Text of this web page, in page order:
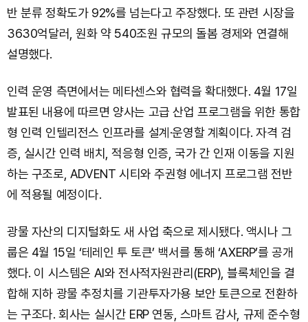
반 분류 정확도가 92%를 넘는다고 주장했다. 또 관련 시장을
3630억달러, 원화 약 540조원 규모의 돌봄 경제와 연결해
설명했다.
인력 운영 측면에서는 메타센스와 협력을 확대했다. 4월 17일
발표된 내용에 따르면 양사는 고급 산업 프로그램을 위한 통합
형 인력 인텔리전스 인프라를 설계·운영할 계획이다. 자격 검
증, 실시간 인력 배치, 적응형 인증, 국가 간 인재 이동을 지원
하는 구조로, ADVENT 시티와 주권형 에너지 프로그램 전반
에 적용될 예정이다.
광물 자산의 디지털화도 새 사업 축으로 제시됐다. 액시나 그
룹은 4월 15일 ‘테레인 투 토큰’ 백서를 통해 ‘AXERP’를 공개
했다. 이 시스템은 AI와 전사적자원관리(ERP), 블록체인을 결
합해 지하 광물 추정치를 기관투자가용 보안 토큰으로 전환하
는 구조다. 회사는 실시간 ERP 연동, 스마트 감사, 규제 준수형